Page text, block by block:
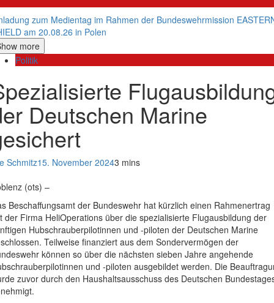
zum Medientag im Rahmen der Bundeswehrmission
am 20.08.26 in Polen
more
Politik
Deutschen Marine
Schmitz15. November 20243 mins
(ots) –
Beschaffungsamt der Bundeswehr hat kürzlich einen Rahmenertrag
der Firma HeliOperations über die spezialisierte Flugausbildung der
Hubschrauberpilotinnen und -piloten der Deutschen Marine
Teilweise finanziert aus dem Sondervermögen der
können so über die nächsten sieben Jahre angehende
und -piloten ausgebildet werden. Die
zuvor durch den Haushaltsausschuss des Deutschen